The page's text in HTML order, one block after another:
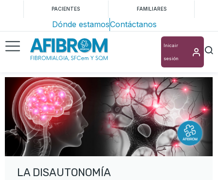
PACIENTES FAMILIARES
Dónde estamosContáctanos
Inicair
sesión
LA DISAUTONOMÍA